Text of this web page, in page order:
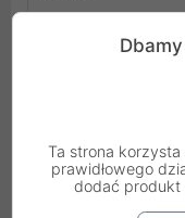
LaBAG
Lanberg
Ta strona korzysta
prawidłowego
dodać produkt